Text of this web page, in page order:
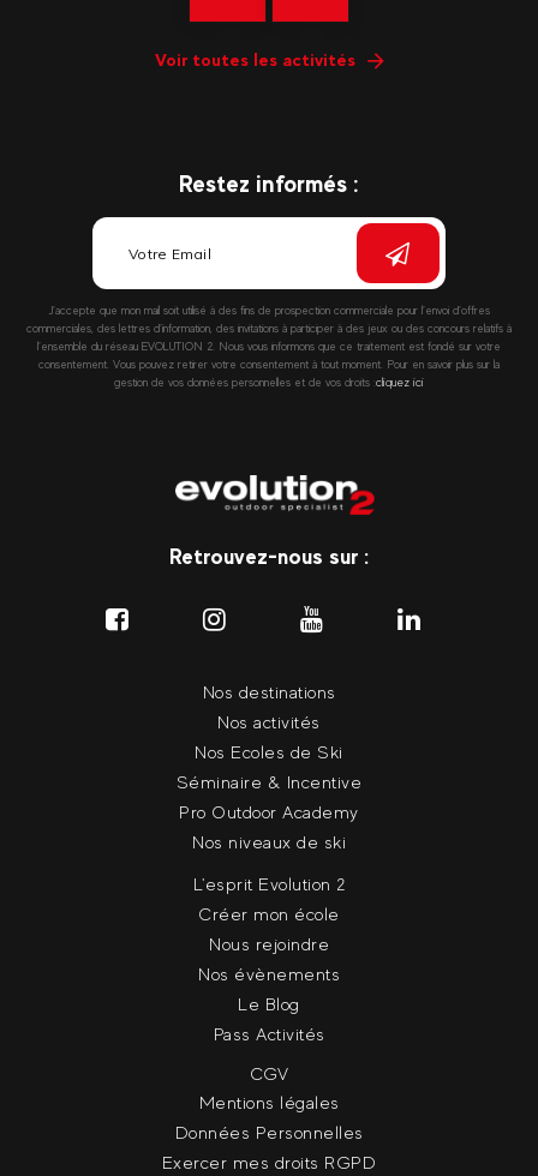
savoir
Voir toutes les activités
Restez informés :
J’accepte que mon mail soit utilisé à des fins de prospection commerciale pour l’envoi d’offres
commerciales, des lettres d’information, des invitations à participer à des jeux ou des concours relatifs à
l’ensemble du réseau EVOLUTION 2. Nous vous informons que ce traitement est fondé sur votre
consentement. Vous pouvez retirer votre consentement à tout moment. Pour en savoir plus sur la
gestion de vos données personnelles et de vos droits :cliquez ici
Retrouvez-nous sur :
Nos destinations
Nos activités
Nos Ecoles de Ski
Séminaire & Incentive
Pro Outdoor Academy
Nos niveaux de ski
L'esprit Evolution 2
Créer mon école
Nous rejoindre
Nos évènements
Le Blog
Pass Activités
CGV
Mentions légales
Données Personnelles
Exercer mes droits RGPD